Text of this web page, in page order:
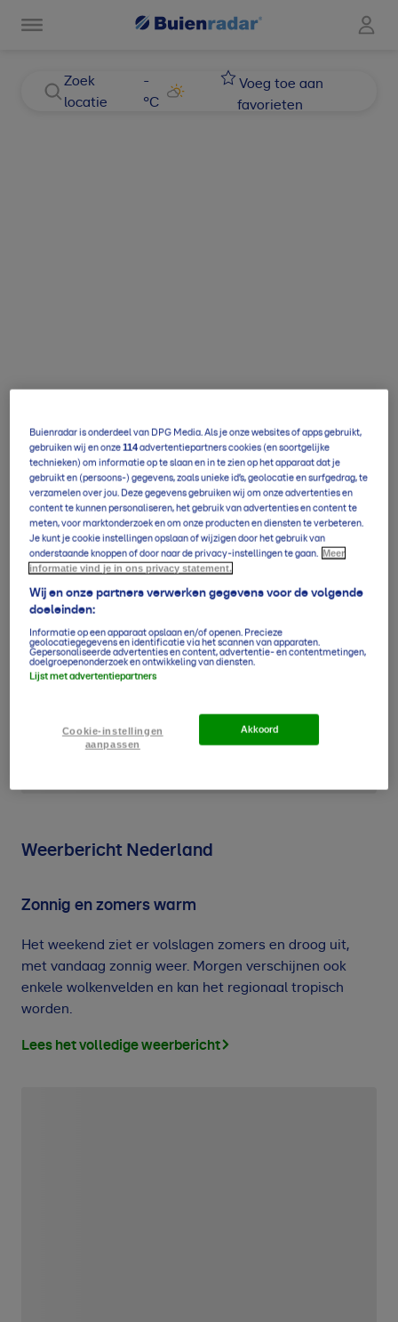
Zoek
locatie
-
°C
Voeg toe aan
favorieten
Weerbericht Nederland
Zonnig en zomers warm
Het weekend ziet er volslagen zomers en droog uit,
met vandaag zonnig weer. Morgen verschijnen ook
enkele wolkenvelden en kan het regionaal tropisch
worden.
Lees het volledige weerbericht
Buienradar is onderdeel van DPG Media. Als je onze websites of apps gebruikt,
gebruiken wij en onze114advertentiepartners cookies (en soortgelijke
technieken) om informatie op te slaan en in te zien op het apparaat dat je
gebruikt en (persoons-) gegevens, zoals unieke id’s, geolocatie en surfgedrag, te
verzamelen over jou. Deze gegevens gebruiken wij om onze advertenties en
content te kunnen personaliseren, het gebruik van advertenties en content te
meten, voor marktonderzoek en om onze producten en diensten te verbeteren.
Je kunt je cookie instellingen opslaan of wijzigen door het gebruik van
onderstaande knoppen of door naar de privacy-instellingen te gaan. Meer
informatie vind je in ons privacy statement.
Wij en onze partners verwerken gegevens voor de volgende
doeleinden:
Informatie op een apparaat opslaan en/of openen. Precieze
geolocatiegegevens en identificatie via het scannen van apparaten.
Gepersonaliseerde advertenties en content, advertentie- en contentmetingen,
doelgroepenonderzoek en ontwikkeling van diensten.
Lijst met advertentiepartners
Cookie-instellingen
aanpassen
Akkoord